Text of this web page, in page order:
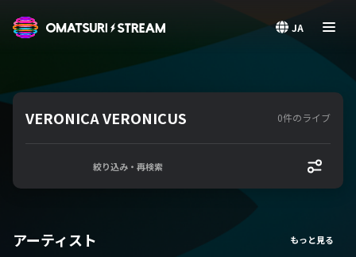
JA
VERONICA VERONICUS 0件のライブ
絞り込み・再検索
アーティスト